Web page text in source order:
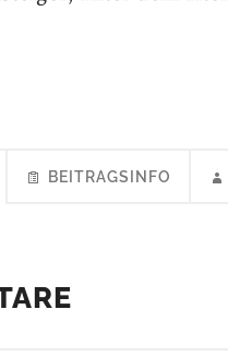
BEITRAGSINFO